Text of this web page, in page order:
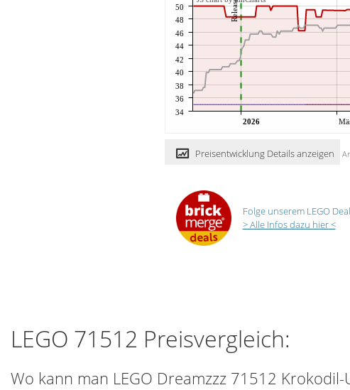
2026
Release
34
36
38
40
42
44
46
48
50
Preisentwicklung Details anzeigen
Folge unserem LEGO
> Alle Infos dazu hier <
LEGO 71512 Preisvergleich:
Wo kann man LEGO Dreamzzz 71512